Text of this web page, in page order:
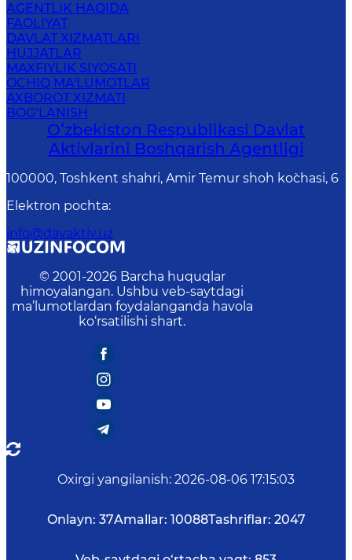
AGENTLIK HAQIDA
FAOLIYAT
DAVLAT XIZMATLARI
HUJJATLAR
MAXFIYLIK SIYOSATI
OCHIQ MA'LUMOTLAR
AXBOROT XIZMATI
BOG‘LANISH
Oʻzbekiston Respublikasi Davlat
Aktivlarini Boshqarish Agentligi
100000, Toshkent shahri, Amir Temur shoh ko`chasi, 6
Elektron pochta:
info@davaktiv.uz
© 2001-2026 Barcha huquqlar
himoyalangan. Ushbu veb-saytdagi
ma’lumotlardan foydalanganda havola
ko‘rsatilishi shart.
Oxirgi yangilanish: 2026-08-06 17:15:03
Onlayn: 37Amallar: 10088Tashriflar: 2047